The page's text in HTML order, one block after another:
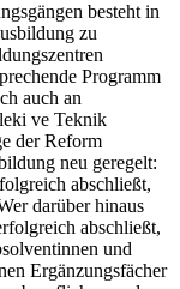
besteht in
zu
Programm
auch an
ve Teknik
der Reform
neu geregelt:
abschließt,
darüber hinaus
abschließt,
und
Ergänzungsfächer